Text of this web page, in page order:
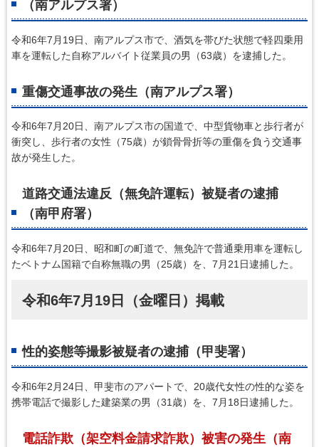
（南アルプス署）
令和6年7月19日、南アルプス市で、酒気を帯びた状態で軽四乗用
車を運転した自称アルバイト従業員の男（63歳）を逮捕した。
重傷交通事故の発生（南アルプス署）
令和6年7月20日、南アルプス市の国道で、中型貨物車と歩行者が
衝突し、歩行者の女性（75歳）が鎖骨骨折等の重傷を負う交通事
故が発生した。
道路交通法違反（無免許運転）被疑者の逮捕
（南甲府署）
令和6年7月20日、昭和町の町道で、無免許で普通乗用車を運転し
たベトナム国籍で自称無職の男（25歳）を、7月21日逮捕した。
令和6年7月19日（金曜日）掲載
性的姿態等撮影被疑者の逮捕（甲斐署）
令和6年2月24日、甲斐市のアパートで、20歳代女性の性的な姿を
携帯電話で撮影した建築業の男（31歳）を、7月18日逮捕した。
電話詐欺（架空料金請求詐欺）被害の発生（南